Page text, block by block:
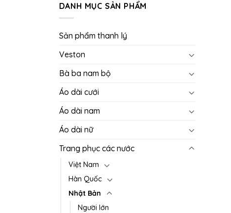
DANH MỤC SẢN PHẨM
Sản phẩm thanh lý
Veston
Bà ba nam bộ
Áo dài cưới
Áo dài nam
Áo dài nữ
Trang phục các nước
Việt Nam
Hàn Quốc
Nhật Bản
Người lớn